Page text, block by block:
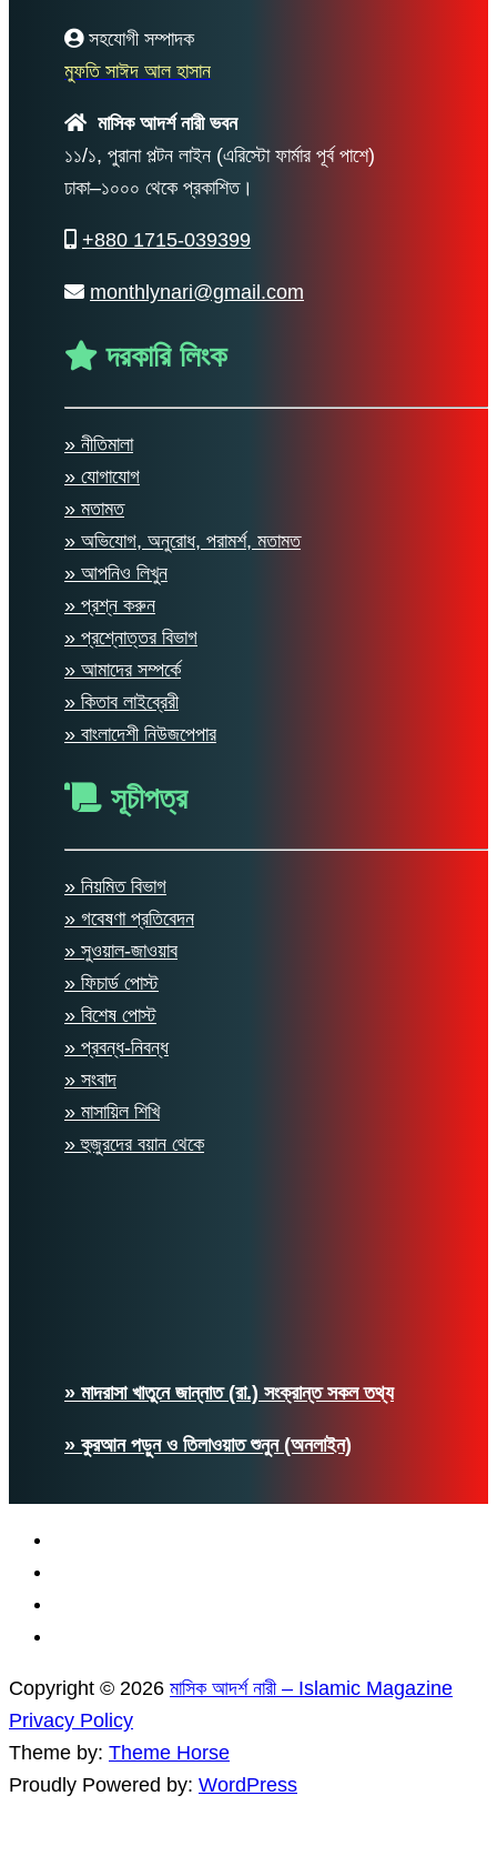
সহযোগী সম্পাদক
মুফতি সাঈদ আল হাসান
মাসিক আদর্শ নারী ভবন
১১/১, পুরানা পল্টন লাইন (এরিস্টো ফার্মার পূর্ব পাশে)
ঢাকা–১০০০ থেকে প্রকাশিত।
+880 1715-039399
monthlynari@gmail.com
দরকারি লিংক
» নীতিমালা
» যোগাযোগ
» মতামত
» অভিযোগ, অনুরোধ, পরামর্শ, মতামত
» আপনিও লিখুন
» প্রশ্ন করুন
» প্রশ্নোত্তর বিভাগ
» আমাদের সম্পর্কে
» কিতাব লাইব্রেরী
» বাংলাদেশী নিউজপেপার
সূচীপত্র
» নিয়মিত বিভাগ
» গবেষণা প্রতিবেদন
» সুওয়াল-জাওয়াব
» ফিচার্ড পোস্ট
» বিশেষ পোস্ট
» প্রবন্ধ-নিবন্ধ
» সংবাদ
» মাসায়িল শিখি
» হুজুরদের বয়ান থেকে
» মাদরাসা খাতুনে জান্নাত (রা.) সংক্রান্ত সকল তথ্য
» কুরআন পড়ুন ও তিলাওয়াত শুনুন (অনলাইন)
Copyright © 2026 মাসিক আদর্শ নারী – Islamic Magazine
Privacy Policy
Theme by: Theme Horse
Proudly Powered by: WordPress